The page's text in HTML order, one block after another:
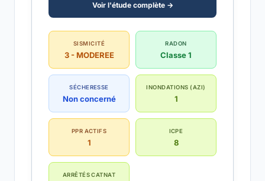
Voir l'étude complète →
SISMICITÉ
3 - MODEREE
RADON
Classe 1
SÉCHERESSE
Non concerné
INONDATIONS (AZI)
1
PPR ACTIFS
1
ICPE
8
ARRÊTÉS CATNAT